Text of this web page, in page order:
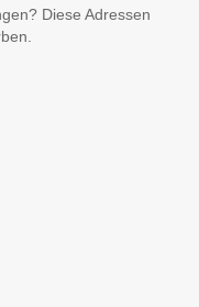
Diese Adressen